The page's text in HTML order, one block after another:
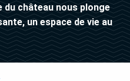
du château nous plonge
un espace de vie au